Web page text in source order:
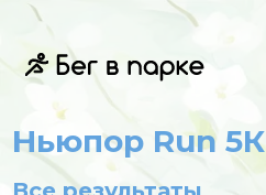
Ньюпор Run 5К